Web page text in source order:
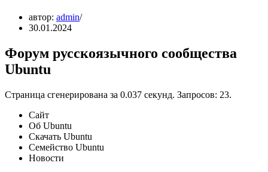
автор: admin
30.01.2024
Форум русскоязычного сообщества
Ubuntu
Страница сгенерирована за 0.037 секунд. Запросов: 23.
Сайт
Об Ubuntu
Скачать Ubuntu
Семейство Ubuntu
Новости